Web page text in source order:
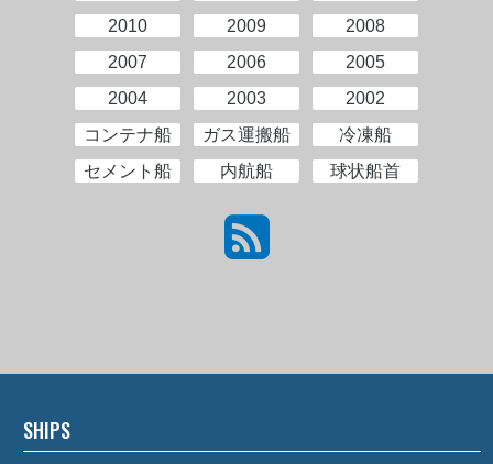
2010
2009
2008
2007
2006
2005
2004
2003
2002
コンテナ船
ガス運搬船
冷凍船
セメント船
内航船 球状船首
SHIPS